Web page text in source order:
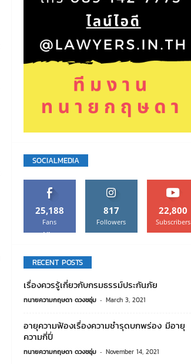
SOCIALMEDIA
25,188
Fans
Like
817
Followers
22,800
Subscribers
RECENT POSTS
เรื่องควรรู้เกี่ยวกับกรมธรรม์ประกันภัย
ทนายความกฤษดา ดวงชอุ่ม - March 3, 2021
อายุความฟ้องเรื่องความชำรุดบกพร่อง มีอายุ
ความกี่ปี่
ทนายความกฤษดา ดวงชอุ่ม - November 14, 2021